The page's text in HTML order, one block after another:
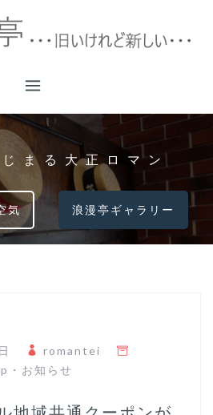
まる大正ロマン
気 浪漫亭ギャラリー
romantei
・ お知らせ